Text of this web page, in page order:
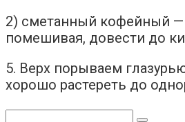
2) сметанный кофейный —
помешивая, довести до
5. Верх порываем
хорошо растереть до
Поиск: